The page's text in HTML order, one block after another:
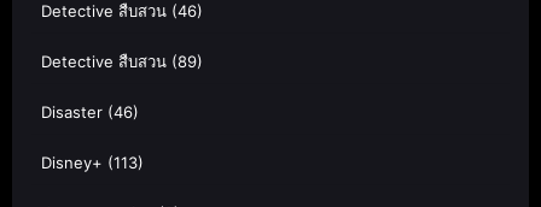
Detective สืบสวน (46)
Detective สืบสวน (89)
Disaster (46)
Disney+ (113)